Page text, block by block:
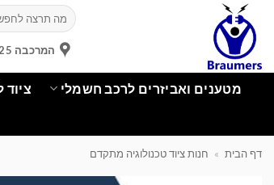
content
חיפוש
עבור:
המרכבה 25, חולון
מטענים ואביזרים לרכב חשמלי ציוד
דף הבית » חנות ציוד טכנולוגיה מתקדם